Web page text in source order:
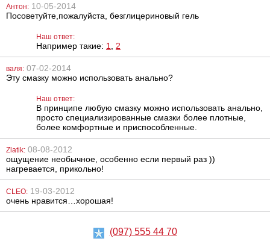
Увеличивающая
Lidl Extra
889
Антисептик для
применения
мирамистина) в
спрее, 100 мл
Вибратор NMC
Duo Density с
выраженным
рельефом
пары We-Vibe
Антон: 10-05-2014
Посоветуйте,пожалуйста, безглицериновый гель
Наш ответ:
Например такие: 1 2
валя: 07-02-2014
Эту смазку можно использовать анально?
Наш ответ:
В принципе любую смазку можно использовать анально,
просто специализированные смазки более плотные,
более комфортные и приспособленные.
Zlatik: 08-08-2012
ощущение необычное, особенно если первый раз ))
нагревается, прикольно!
CLEO: 19-03-2012
очень нравится…хорошая!
(097) 555 44 70